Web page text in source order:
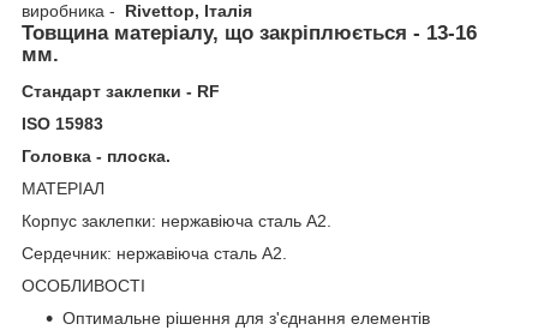
виробника - Rivettop, Італія
Товщина матеріалу, що закріплюється - 13-16
мм.
Стандарт заклепки - RF
ISO 15983
Головка - плоска.
МАТЕРІАЛ
Корпус заклепки: нержавіюча сталь А2.
Сердечник: нержавіюча сталь А2.
ОСОБЛИВОСТІ
Оптимальне рішення для з'єднання елементів